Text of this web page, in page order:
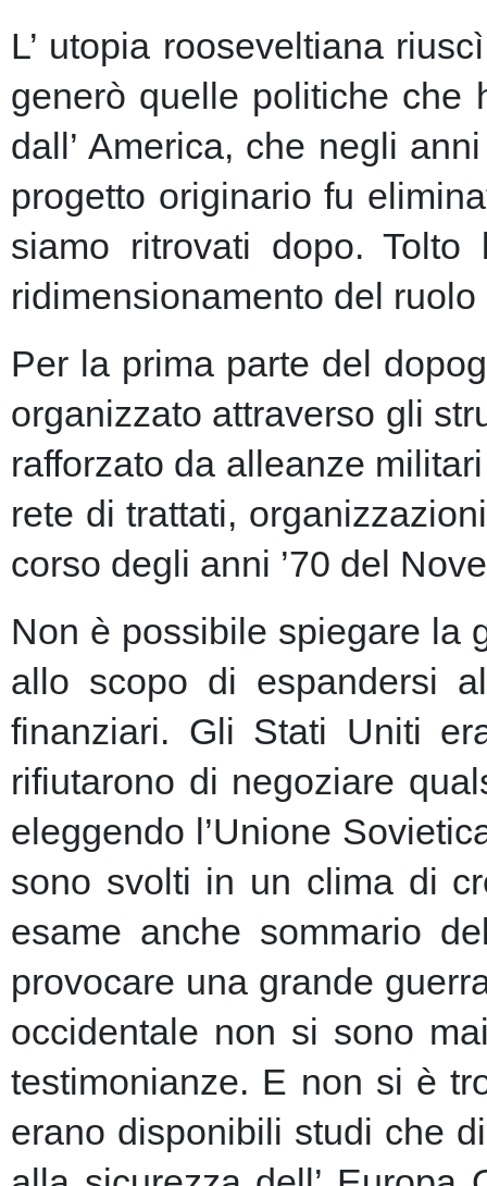
L’ utopia rooseveltiana
generò quelle politiche che
dall’ America, che negli
progetto originario fu
siamo ritrovati dopo.
ridimensionamento del
Per la prima parte del
organizzato attraverso gli
rafforzato da alleanze
rete di trattati,
corso degli anni ’70 del
Non è possibile spiegare la
allo scopo di espandersi
finanziari. Gli Stati Uniti
rifiutarono di negoziare
eleggendo l’Unione
sono svolti in un clima di
esame anche sommario
provocare una grande
occidentale non si sono
testimonianze. E non si è
erano disponibili studi che